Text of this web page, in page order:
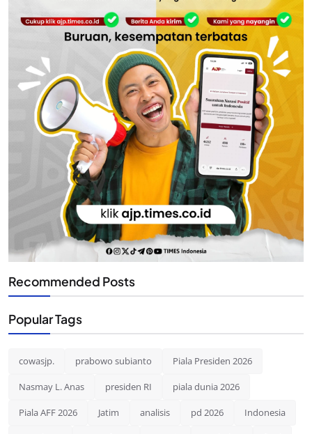
Recommended Posts
Popular Tags
cowasjp. prabowo subianto Piala Presiden 2026
Nasmay L. Anas presiden RI piala dunia 2026
Piala AFF 2026 Jatim analisis pd 2026 Indonesia